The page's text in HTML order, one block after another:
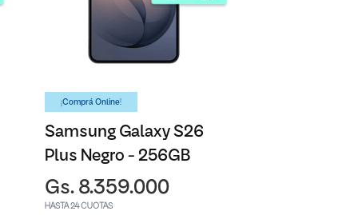
¡Comprá Online!
Samsung Galaxy S26
Plus Negro - 256GB
Gs. 8.359.000
HASTA 24 CUOTAS